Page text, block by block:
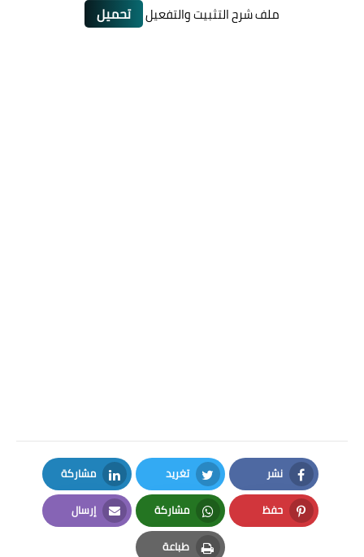
ملف شرح التثبيت والتفعيل تحميل
نشر
Facebook
تغريد
Twitter
مشاركة
LinkedIn
حفظ
Pinterest
مشاركة
Whatsapp
إرسال
Email
طباعة